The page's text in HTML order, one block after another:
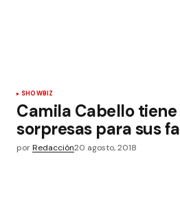
SHOWBIZ
Camila Cabello
sorpresas para sus
porRedacción20 agosto, 2018